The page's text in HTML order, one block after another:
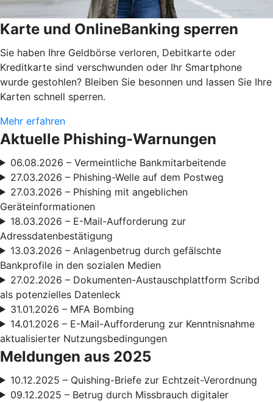
Karte und OnlineBanking sperren
Sie haben Ihre Geldbörse verloren, Debitkarte oder
Kreditkarte sind verschwunden oder Ihr Smartphone
wurde gestohlen? Bleiben Sie besonnen und lassen Sie Ihre
Karten schnell sperren.
Mehr erfahren
Aktuelle Phishing-Warnungen
06.08.2026 – Vermeintliche Bankmitarbeitende
27.03.2026 – Phishing-Welle auf dem Postweg
27.03.2026 – Phishing mit angeblichen
Geräteinformationen
18.03.2026 – E-Mail-Aufforderung zur
Adressdatenbestätigung
13.03.2026 – Anlagenbetrug durch gefälschte
Bankprofile in den sozialen Medien
27.02.2026 – Dokumenten-Austauschplattform Scribd
als potenzielles Datenleck
31.01.2026 – MFA Bombing
14.01.2026 – E-Mail-Aufforderung zur Kenntnisnahme
aktualisierter Nutzungsbedingungen
Meldungen aus 2025
10.12.2025 – Quishing-Briefe zur Echtzeit-Verordnung
09.12.2025 – Betrug durch Missbrauch digitaler